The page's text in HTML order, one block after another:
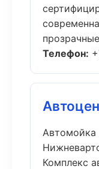
Телефон:
Автомойка
Комплекс